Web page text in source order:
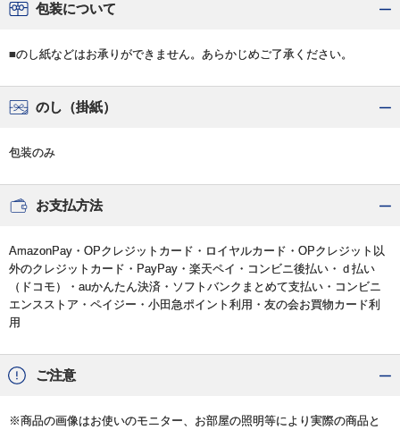
包装について
■のし紙などはお承りができません。あらかじめご了承ください。
のし（掛紙）
包装のみ
お支払方法
AmazonPay・OPクレジットカード・ロイヤルカード・OPクレジット以
外のクレジットカード・PayPay・楽天ペイ・コンビニ後払い・ｄ払い
（ドコモ）・auかんたん決済・ソフトバンクまとめて支払い・コンビニ
エンスストア・ペイジー・小田急ポイント利用・友の会お買物カード利
用
ご注意
※商品の画像はお使いのモニター、お部屋の照明等により実際の商品と